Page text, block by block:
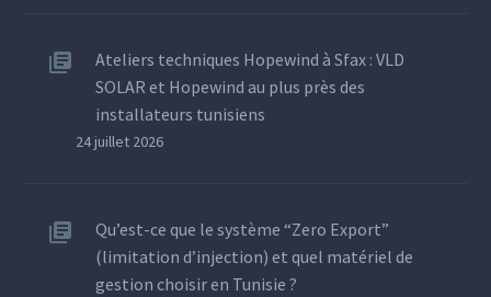
Ateliers techniques Hopewind à Sfax : VLD
SOLAR et Hopewind au plus près des
installateurs tunisiens
24 juillet 2026
Qu’est-ce que le système “Zero Export”
(limitation d’injection) et quel matériel de
gestion choisir en Tunisie ?